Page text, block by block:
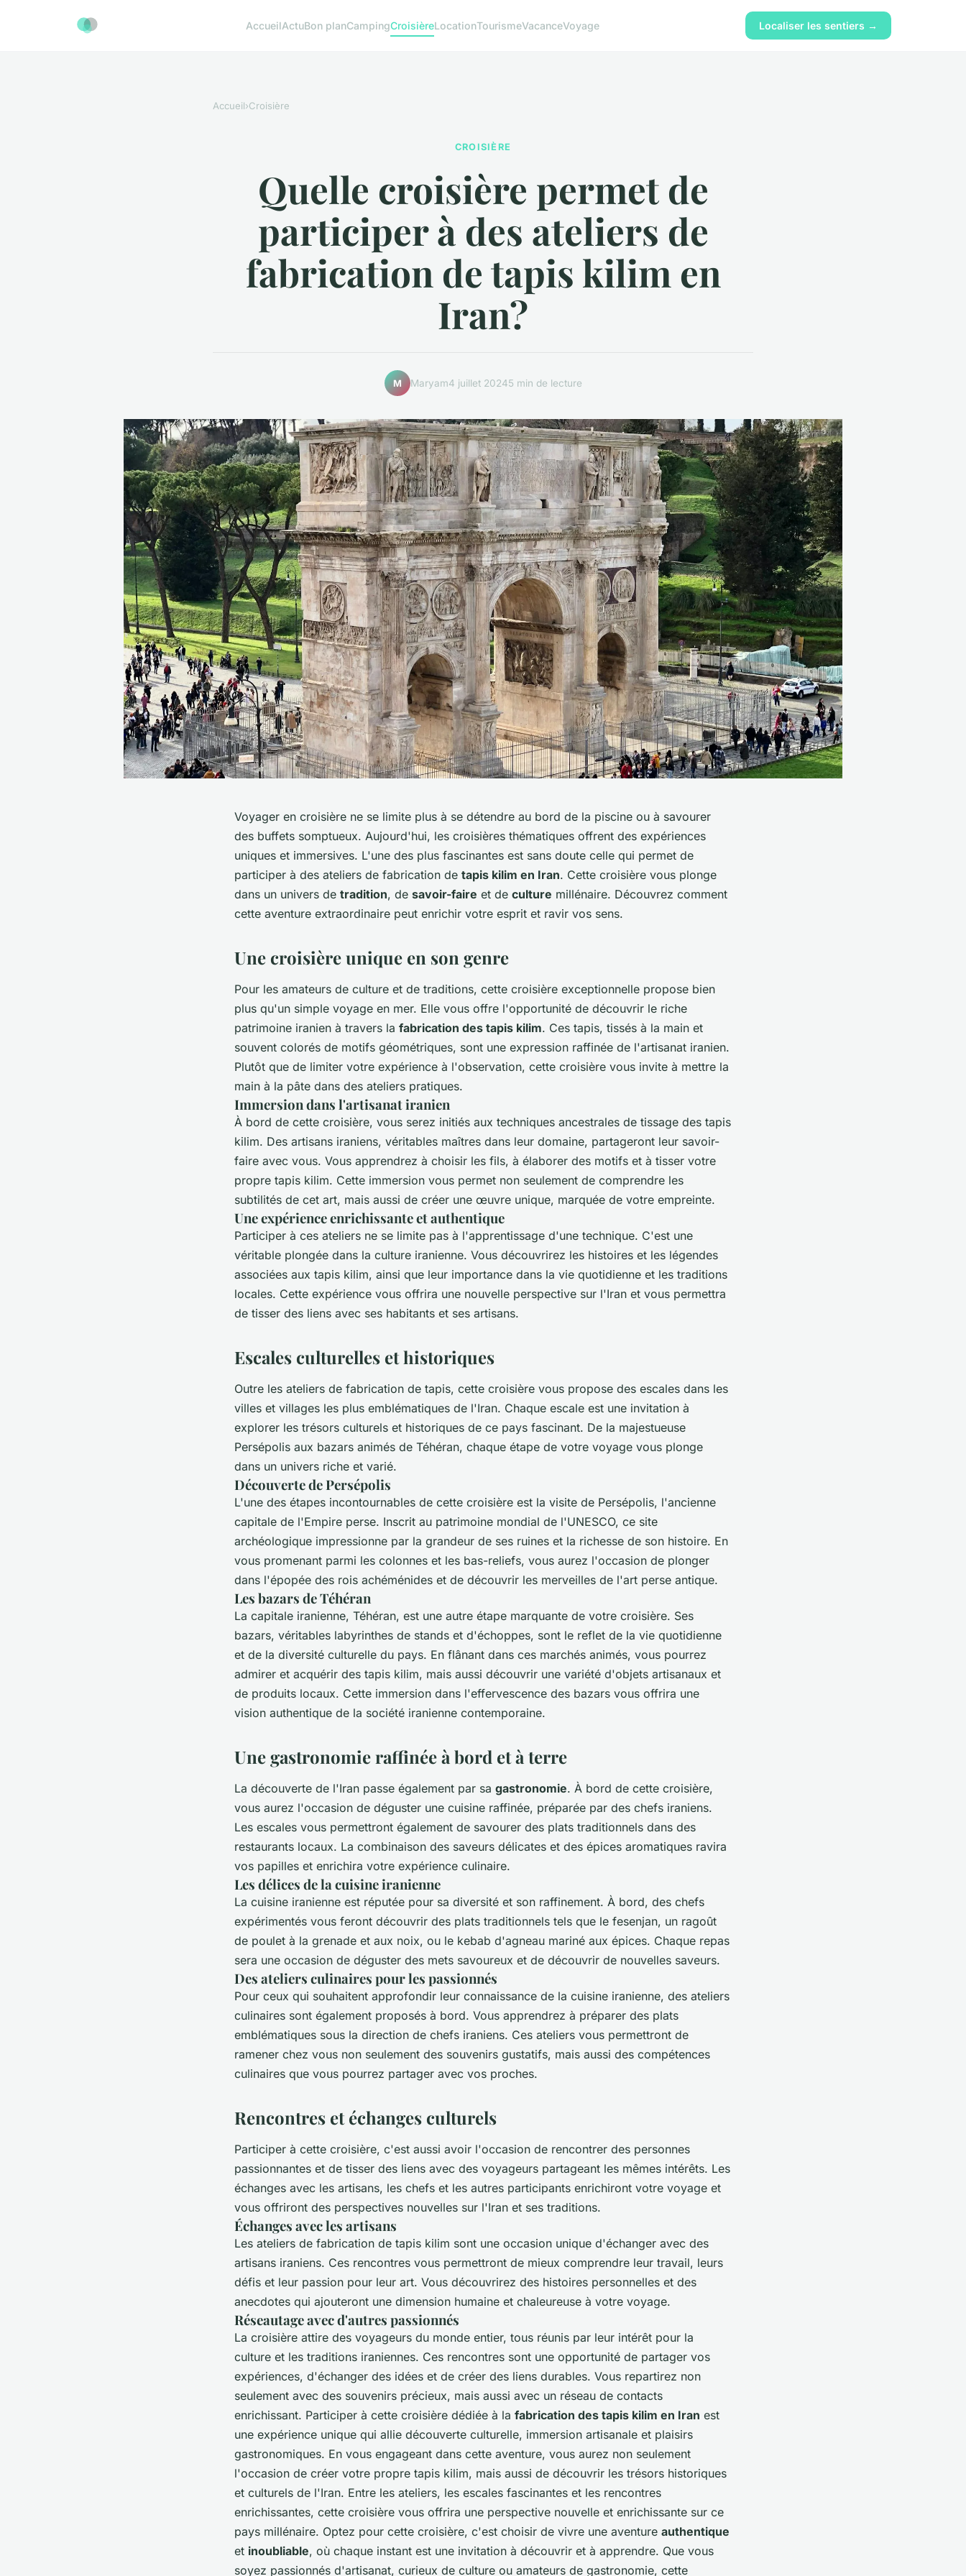
AccueilActuBon planCampingCroisièreLocationTourismeVacanceVoyage Localiser les sentiers →
Accueil›Croisière
CROISIÈRE
Quelle croisière permet de
participer à des ateliers de
fabrication de tapis kilim en
Iran?
M Maryam4 juillet 20245 min de lecture
Voyager en croisière ne se limite plus à se détendre au bord de la piscine ou à savourer
des buffets somptueux. Aujourd'hui, les croisières thématiques offrent des expériences
uniques et immersives. L'une des plus fascinantes est sans doute celle qui permet de
participer à des ateliers de fabrication de tapis kilim en Iran. Cette croisière vous plonge
dans un univers de tradition, de savoir-faire et de culture millénaire. Découvrez comment
cette aventure extraordinaire peut enrichir votre esprit et ravir vos sens.
Une croisière unique en son genre
Pour les amateurs de culture et de traditions, cette croisière exceptionnelle propose bien
plus qu'un simple voyage en mer. Elle vous offre l'opportunité de découvrir le riche
patrimoine iranien à travers la fabrication des tapis kilim. Ces tapis, tissés à la main et
souvent colorés de motifs géométriques, sont une expression raffinée de l'artisanat iranien.
Plutôt que de limiter votre expérience à l'observation, cette croisière vous invite à mettre la
main à la pâte dans des ateliers pratiques.
Immersion dans l'artisanat iranien
À bord de cette croisière, vous serez initiés aux techniques ancestrales de tissage des tapis
kilim. Des artisans iraniens, véritables maîtres dans leur domaine, partageront leur savoir-
faire avec vous. Vous apprendrez à choisir les fils, à élaborer des motifs et à tisser votre
propre tapis kilim. Cette immersion vous permet non seulement de comprendre les
subtilités de cet art, mais aussi de créer une œuvre unique, marquée de votre empreinte.
Une expérience enrichissante et authentique
Participer à ces ateliers ne se limite pas à l'apprentissage d'une technique. C'est une
véritable plongée dans la culture iranienne. Vous découvrirez les histoires et les légendes
associées aux tapis kilim, ainsi que leur importance dans la vie quotidienne et les traditions
locales. Cette expérience vous offrira une nouvelle perspective sur l'Iran et vous permettra
de tisser des liens avec ses habitants et ses artisans.
Escales culturelles et historiques
Outre les ateliers de fabrication de tapis, cette croisière vous propose des escales dans les
villes et villages les plus emblématiques de l'Iran. Chaque escale est une invitation à
explorer les trésors culturels et historiques de ce pays fascinant. De la majestueuse
Persépolis aux bazars animés de Téhéran, chaque étape de votre voyage vous plonge
dans un univers riche et varié.
Découverte de Persépolis
L'une des étapes incontournables de cette croisière est la visite de Persépolis, l'ancienne
capitale de l'Empire perse. Inscrit au patrimoine mondial de l'UNESCO, ce site
archéologique impressionne par la grandeur de ses ruines et la richesse de son histoire. En
vous promenant parmi les colonnes et les bas-reliefs, vous aurez l'occasion de plonger
dans l'épopée des rois achéménides et de découvrir les merveilles de l'art perse antique.
Les bazars de Téhéran
La capitale iranienne, Téhéran, est une autre étape marquante de votre croisière. Ses
bazars, véritables labyrinthes de stands et d'échoppes, sont le reflet de la vie quotidienne
et de la diversité culturelle du pays. En flânant dans ces marchés animés, vous pourrez
admirer et acquérir des tapis kilim, mais aussi découvrir une variété d'objets artisanaux et
de produits locaux. Cette immersion dans l'effervescence des bazars vous offrira une
vision authentique de la société iranienne contemporaine.
Une gastronomie raffinée à bord et à terre
La découverte de l'Iran passe également par sa gastronomie. À bord de cette croisière,
vous aurez l'occasion de déguster une cuisine raffinée, préparée par des chefs iraniens.
Les escales vous permettront également de savourer des plats traditionnels dans des
restaurants locaux. La combinaison des saveurs délicates et des épices aromatiques ravira
vos papilles et enrichira votre expérience culinaire.
Les délices de la cuisine iranienne
La cuisine iranienne est réputée pour sa diversité et son raffinement. À bord, des chefs
expérimentés vous feront découvrir des plats traditionnels tels que le fesenjan, un ragoût
de poulet à la grenade et aux noix, ou le kebab d'agneau mariné aux épices. Chaque repas
sera une occasion de déguster des mets savoureux et de découvrir de nouvelles saveurs.
Des ateliers culinaires pour les passionnés
Pour ceux qui souhaitent approfondir leur connaissance de la cuisine iranienne, des ateliers
culinaires sont également proposés à bord. Vous apprendrez à préparer des plats
emblématiques sous la direction de chefs iraniens. Ces ateliers vous permettront de
ramener chez vous non seulement des souvenirs gustatifs, mais aussi des compétences
culinaires que vous pourrez partager avec vos proches.
Rencontres et échanges culturels
Participer à cette croisière, c'est aussi avoir l'occasion de rencontrer des personnes
passionnantes et de tisser des liens avec des voyageurs partageant les mêmes intérêts. Les
échanges avec les artisans, les chefs et les autres participants enrichiront votre voyage et
vous offriront des perspectives nouvelles sur l'Iran et ses traditions.
Échanges avec les artisans
Les ateliers de fabrication de tapis kilim sont une occasion unique d'échanger avec des
artisans iraniens. Ces rencontres vous permettront de mieux comprendre leur travail, leurs
défis et leur passion pour leur art. Vous découvrirez des histoires personnelles et des
anecdotes qui ajouteront une dimension humaine et chaleureuse à votre voyage.
Réseautage avec d'autres passionnés
La croisière attire des voyageurs du monde entier, tous réunis par leur intérêt pour la
culture et les traditions iraniennes. Ces rencontres sont une opportunité de partager vos
expériences, d'échanger des idées et de créer des liens durables. Vous repartirez non
seulement avec des souvenirs précieux, mais aussi avec un réseau de contacts
enrichissant. Participer à cette croisière dédiée à la fabrication des tapis kilim en Iran est
une expérience unique qui allie découverte culturelle, immersion artisanale et plaisirs
gastronomiques. En vous engageant dans cette aventure, vous aurez non seulement
l'occasion de créer votre propre tapis kilim, mais aussi de découvrir les trésors historiques
et culturels de l'Iran. Entre les ateliers, les escales fascinantes et les rencontres
enrichissantes, cette croisière vous offrira une perspective nouvelle et enrichissante sur ce
pays millénaire. Optez pour cette croisière, c'est choisir de vivre une aventure authentique
et inoubliable, où chaque instant est une invitation à découvrir et à apprendre. Que vous
soyez passionnés d'artisanat, curieux de culture ou amateurs de gastronomie, cette